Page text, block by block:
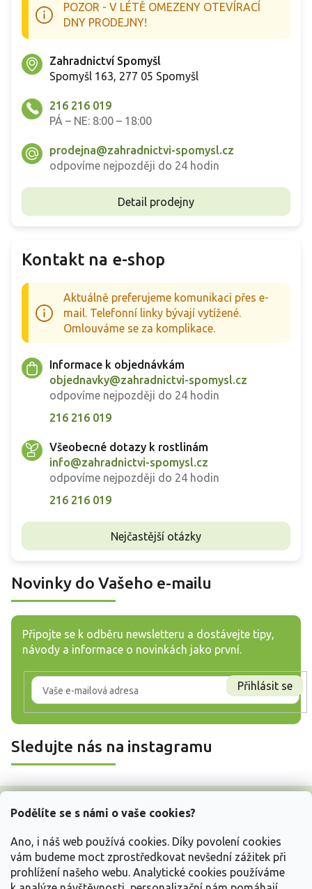
Podělíte se s námi o vaše cookies?
Ano, i náš web používá cookies. Díky povolení cookies
vám budeme moct zprostředkovat nevšední zážitek při
prohlížení našeho webu. Analytické cookies používáme
v
ý
p
POZOR - V LÉTĚ OMEZENY OTEVÍRACÍ
DNY PRODEJNY!
Zahradnictví Spomyšl
Spomyšl 163, 277 05 Spomyšl
216 216 019
PÁ – NE: 8:00 – 18:00
prodejna@zahradnictvi-spomysl.cz
odpovíme nejpozději do 24 hodin
Detail prodejny
Kontakt na e-shop
Aktuálně preferujeme komunikaci přes e-
mail. Telefonní linky bývají vytížené.
Omlouváme se za komplikace.
Informace k objednávkám
objednavky@zahradnictvi-spomysl.cz
odpovíme nejpozději do 24 hodin
216 216 019
Všeobecné dotazy k rostlinám
info@zahradnictvi-spomysl.cz
odpovíme nejpozději do 24 hodin
216 216 019
Nejčastější otázky
Novinky do Vašeho e-mailu
Připojte se k odběru newsletteru a dostávejte tipy,
návody a informace o novinkách jako první.
Přihlásit se
Sledujte nás na instagramu
Z